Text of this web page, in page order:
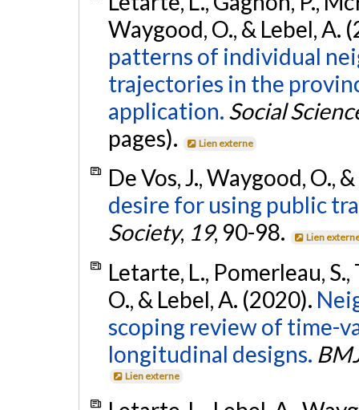
Waygood, O., & Lebel, A.
patterns of individual
trajectories in the
application. Social
pages).
Lien externe
De Vos, J., Waygood, O.,
desire for using public
Society, 19, 90-98. Lien
Letarte, L., Pomerleau,
O., & Lebel, A. (2020).
scoping review of time-
longitudinal designs.
Lien externe